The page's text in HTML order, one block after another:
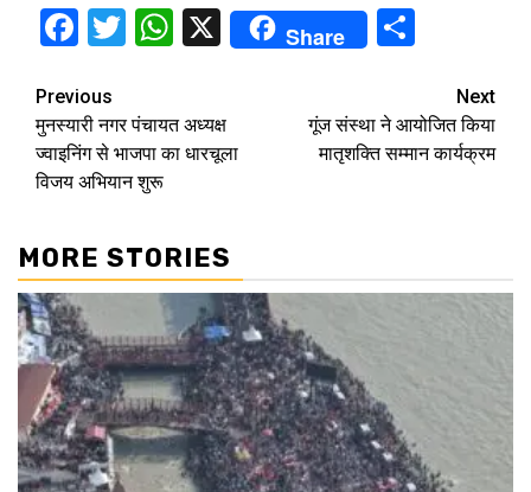
Facebook
TwitterWhatsApp
X Share
Continue
Reading
Previous
मुनस्यारी नगर पंचायत अध्यक्ष
ज्वाइनिंग से भाजपा का धारचूला
विजय अभियान शुरू
Next
गूंज संस्था ने आयोजित किया
मातृशक्ति सम्मान कार्यक्रम
MORE STORIES